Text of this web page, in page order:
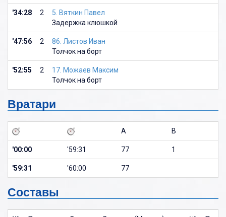
'34:28 2
5. Вяткин Павел
Задержка клюшкой
'47:56 2
86. Листов Иван
Толчок на борт
'52:55 2
17. Можаев Максим
Толчок на борт
Вратари
A B
'00:00 '59:31 77 1
'59:31 '60:00 77
Составы